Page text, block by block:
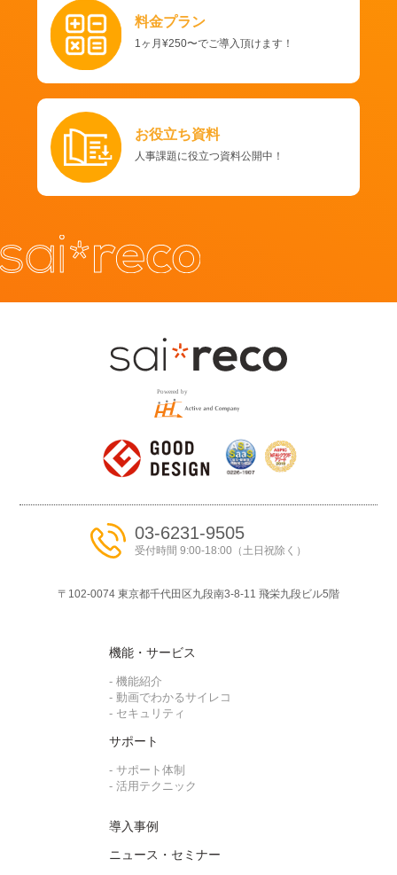
料金プラン
1ヶ月¥250〜でご導入頂けます！
お役立ち資料
人事課題に役立つ資料公開中！
03-6231-9505
受付時間 9:00-18:00（土日祝除く）
〒102-0074 東京都千代⽥区九段南3-8-11 ⾶栄九段ビル5階
機能・サービス
- 機能紹介
- 動画でわかるサイレコ
- セキュリティ
サポート
- サポート体制
- 活用テクニック
導入事例
ニュース・セミナー